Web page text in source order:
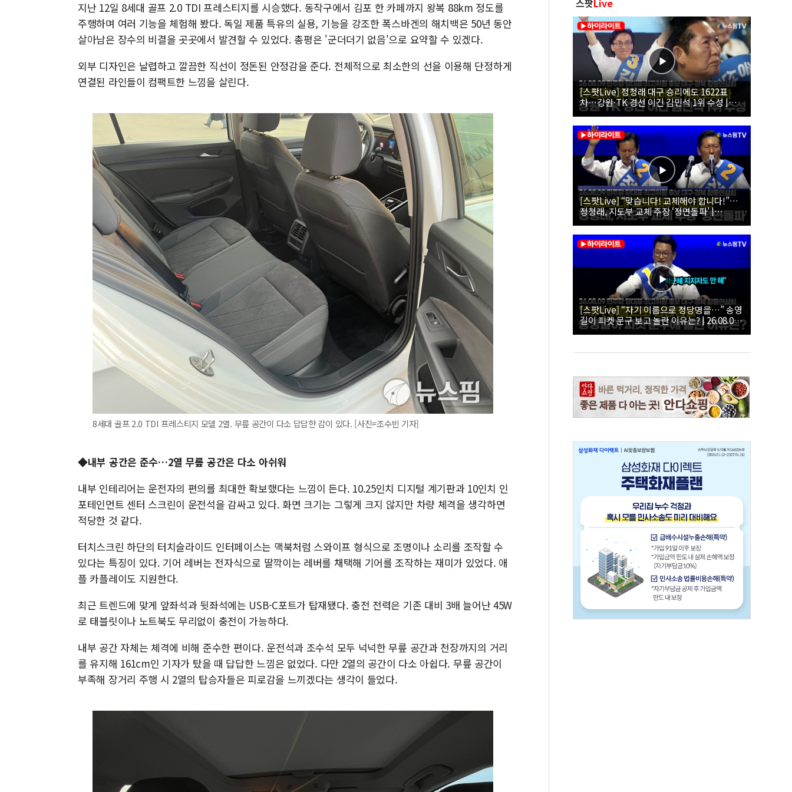
지난 12일 8세대 골프 2.0 TDI 프레스티지를 시승했다. 동작구에서 김포 한 카페까지 왕복 88km 정도를
주행하며 여러 기능을 체험해 봤다. 독일 제품 특유의 실용, 기능을 강조한 폭스바겐의 해치백은 50년 동안
살아남은 장수의 비결을 곳곳에서 발견할 수 있었다. 총평은 '군더더기 없음'으로 요약할 수 있겠다.
외부 디자인은 날렵하고 깔끔한 직선이 정돈된 안정감을 준다. 전체적으로 최소한의 선을 이용해 단정하게
연결된 라인들이 컴팩트한 느낌을 살린다.
8세대 골프 2.0 TDI 프레스티지 모델 2열. 무릎 공간이 다소 답답한 감이 있다. [사진=조수빈 기자]
◆내부 공간은 준수…2열 무릎 공간은 다소 아쉬워
내부 인테리어는 운전자의 편의를 최대한 확보했다는 느낌이 든다. 10.25인치 디지털 계기판과 10인치 인
포테인먼트 센터 스크린이 운전석을 감싸고 있다. 화면 크기는 그렇게 크지 않지만 차량 체격을 생각하면
적당한 것 같다.
터치스크린 하단의 터치슬라이드 인터페이스는 맥북처럼 스와이프 형식으로 조명이나 소리를 조작할 수
있다는 특징이 있다. 기어 레버는 전자식으로 딸깍이는 레버를 채택해 기어를 조작하는 재미가 있었다. 애
플 카플레이도 지원한다.
최근 트렌드에 맞게 앞좌석과 뒷좌석에는 USB-C포트가 탑재됐다. 충전 전력은 기존 대비 3배 늘어난 45W
로 태블릿이나 노트북도 무리없이 충전이 가능하다.
내부 공간 자체는 체격에 비해 준수한 편이다. 운전석과 조수석 모두 넉넉한 무릎 공간과 천장까지의 거리
를 유지해 161cm인 기자가 탔을 때 답답한 느낌은 없었다. 다만 2열의 공간이 다소 아쉽다. 무릎 공간이
부족해 장거리 주행 시 2열의 탑승자들은 피로감을 느끼겠다는 생각이 들었다.
스팟Live
[스팟Live] 정청래 대구 승리에도 1622표
차…강원·TK 경선 이긴 김민석 1위 수성 |
26.08.09 더불어민주당 당대표·최고위원 후
보 대구·경북 합동연설회
[스팟Live] “맞습니다! 교체해야 합니다!”…
정청래, 지도부 교체 주장 ‘정면돌파’ |
26.08.09 더불어민주당 당대표·최고위원 후
보 대구·경북 합동연설회
[스팟Live] “자기 이름으로 정당명을…” 송영
길이 피켓 문구 보고 놀란 이유는? | 26.08.09
더불어민주당 당대표·최고위원 후보 대구·경